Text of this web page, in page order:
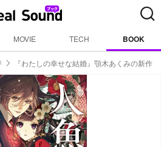
MOVIE TECH BOOK
『わたしの幸せな結婚』顎木あくみの新作